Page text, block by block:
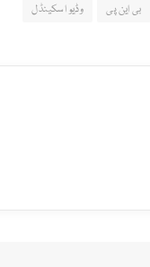
بی این پی وڈیو اسکینڈل